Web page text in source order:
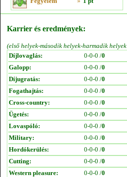
Karrier és eredmények:
(első helyek-második helyek-harmadik
Díjlovaglás:
0-0-0 /0
Galopp:
0-0-0 /0
Díjugratás:
0-0-0 /0
Fogathajtás:
0-0-0 /0
Cross-country:
0-0-0 /0
Ügetés:
0-0-0 /0
Lovaspóló:
0-0-0 /0
Military:
0-0-0 /0
Hordókerülés:
0-0-0 /0
Cutting:
0-0-0 /0
Western pleasure:
0-0-0 /0